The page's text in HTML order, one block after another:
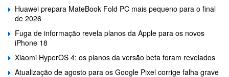
Huawei prepara MateBook Fold PC mais pequeno para o final
de 2026
Fuga de informação revela planos da Apple para os novos
iPhone 18
Xiaomi HyperOS 4: os planos da versão beta foram revelados
Atualização de agosto para os Google Pixel corrige falha grave